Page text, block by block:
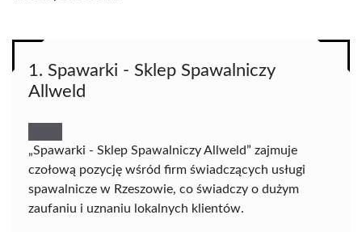
1. Spawarki - Sklep Spawalniczy
Allweld
„Spawarki - Sklep Spawalniczy Allweld” zajmuje
czołową pozycję wśród firm świadczących usługi
spawalnicze w Rzeszowie, co świadczy o dużym
zaufaniu i uznaniu lokalnych klientów.